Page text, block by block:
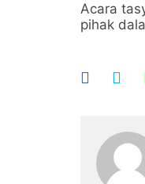
Acara
pihak